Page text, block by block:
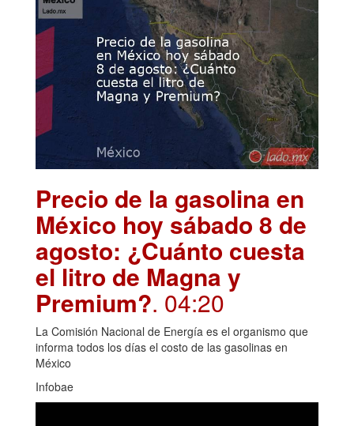
Precio de la gasolina en
México hoy sábado 8 de
agosto: ¿Cuánto cuesta
el litro de Magna y
Premium?. 04:20
La Comisión Nacional de Energía es el organismo que
informa todos los días el costo de las gasolinas en
México
Infobae